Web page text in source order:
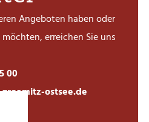
Angeboten haben oder
erreichen Sie uns
00
ostsee.de